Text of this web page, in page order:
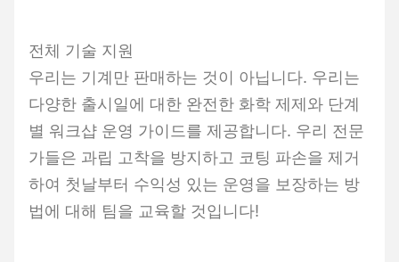
전체 기술 지원
우리는 기계만 판매하는 것이 아닙니다. 우리는
다양한 출시일에 대한 완전한 화학 제제와 단계
별 워크샵 운영 가이드를 제공합니다. 우리 전문
가들은 과립 고착을 방지하고 코팅 파손을 제거
하여 첫날부터 수익성 있는 운영을 보장하는 방
법에 대해 팀을 교육할 것입니다!